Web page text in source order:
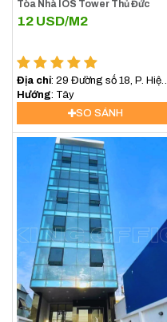
Tòa Nhà IOS Tower Thủ Đức
12 USD/M2
Địa chỉ: 29 Đường số 18, P. Hiệp
Bình Chánh, Quận Thủ Đức
Hướng : Tây
SO SÁNH